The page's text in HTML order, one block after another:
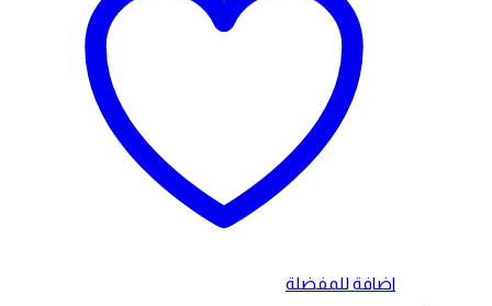
اضافة للمفضلة